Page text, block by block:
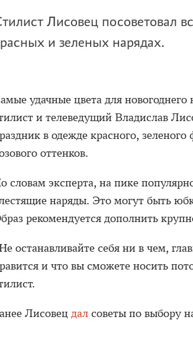
Лисовец посоветовал
и зеленых нарядах.
удачные цвета для новогоднего
и телеведущий Владислав
в одежде красного,
оттенков.
словам эксперта, на пике
наряды. Это могут быть
рекомендуется дополнить
останавливайте себя ни в чем,
и что вы сможете носить
Лисовец дал советы по выбору